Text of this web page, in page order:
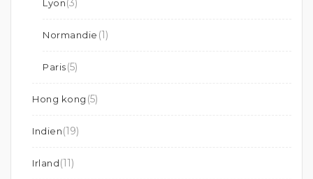
Lyon(3)
Normandie (1)
Paris(5)
Hong kong (5)
Indien(19)
Irland(11)